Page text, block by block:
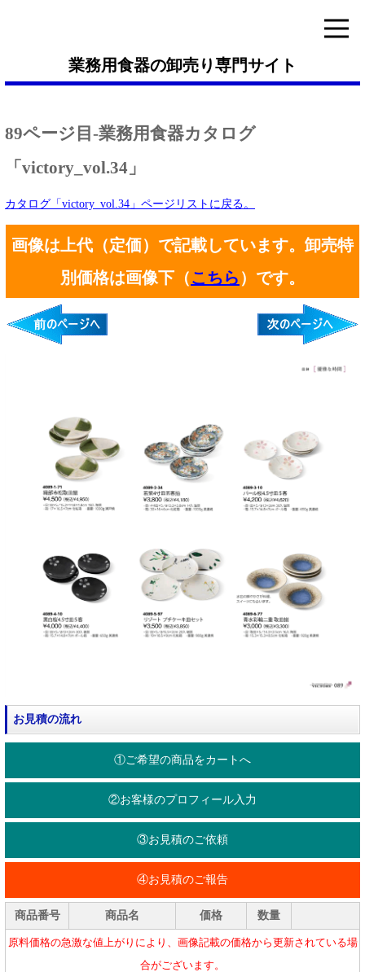
業務用食器の卸売り専門サイト
89ページ目-業務用食器カタログ
「victory_vol.34」
カタログ「victory_vol.34」ページリストに戻る。
画像は上代（定価）で記載しています。卸売特
別価格は画像下（こちら ）です。
お見積の流れ
①ご希望の商品をカートへ
②お客様のプロフィール入力
③お見積のご依頼
④お見積のご報告
商品番号 商品名 価格 数量
原料価格の急激な値上がりにより、画像記載の価格から更新されている場
合がございます。